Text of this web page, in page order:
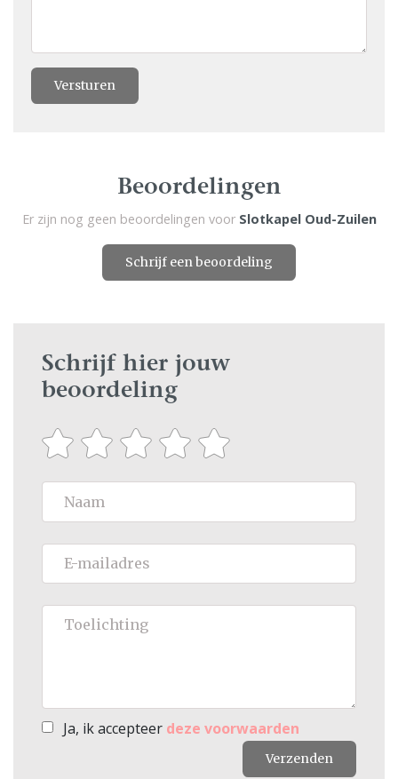
Versturen
Beoordelingen
Er zijn nog geen beoordelingen voor Slotkapel Oud-Zuilen
Schrijf een beoordeling
Schrijf hier jouw
beoordeling
Ja, ik accepteer deze voorwaarden
Verzenden